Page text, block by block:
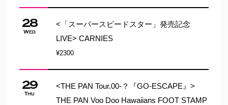
28
Wed
<「スーパースピードスター」発売記念
LIVE> CARNIES
¥2300
29
Thu
<THE PAN Tour.00-？『GO-ESCAPE』>
THE PAN Voo Doo Hawaiians FOOT STAMP